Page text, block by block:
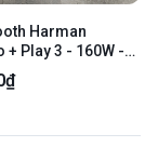
Harman
+ Play 3 - 160W -
hình 98% -